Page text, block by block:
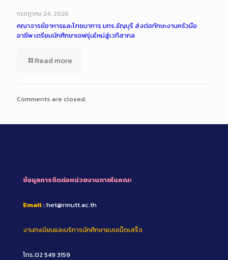
กรกฎาคม 24, 2026
คณาจารย์อาหารและโภชนาการ มทร.ธัญบุรี ส่งต่อทักษะงานครัวมือ
อาชีพ เตรียมนักศึกษาเชฟรุ่นใหม่สู่เวทีสากล
Read more
Comments are closed.
ข้อมูลการติดต่อหน่วยงานภายในคณะ
Email: het@rmutt.ac.th
งานทะเบียนและบริการนักศึกษาแบบเบ็ดเสร็จ
โทร.02 549 3159